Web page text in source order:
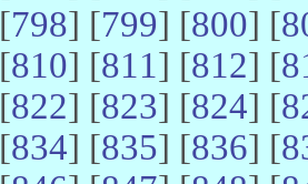
798] [799] [800] [
810] [811] [812] [
822] [823] [824] [
834] [835] [836] [